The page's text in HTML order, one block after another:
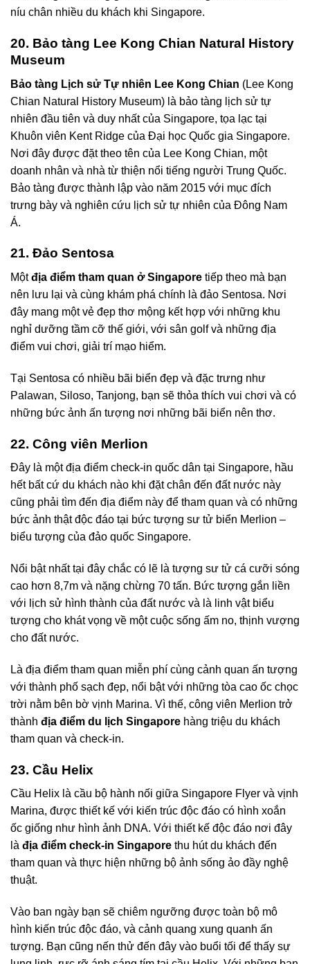
níu chân nhiều du khách khi Singapore.
20. Bảo tàng Lee Kong Chian Natural History
Museum
Bảo tàng Lịch sử Tự nhiên Lee Kong Chian (Lee Kong
Chian Natural History Museum) là bảo tàng lịch sử tự
nhiên đầu tiên và duy nhất của Singapore, tọa lạc tại
Khuôn viên Kent Ridge của Đại học Quốc gia Singapore.
Nơi đây được đặt theo tên của Lee Kong Chian, một
doanh nhân và nhà từ thiện nổi tiếng người Trung Quốc.
Bảo tàng được thành lập vào năm 2015 với mục đích
trưng bày và nghiên cứu lịch sử tự nhiên của Đông Nam
Á.
21. Đảo Sentosa
Mộtđịa điểm tham quan ở Singapore tiếp theo mà bạn
nên lưu lại và cùng khám phá chính là đảo Sentosa. Nơi
đây mang một vẻ đẹp thơ mộng kết hợp với những khu
nghỉ dưỡng tầm cỡ thế giới, với sân golf và những địa
điểm vui chơi, giải trí mạo hiểm.
Tại Sentosa có nhiều bãi biển đẹp và đặc trưng như
Palawan, Siloso, Tanjong, bạn sẽ thỏa thích vui chơi và có
những bức ảnh ấn tượng nơi những bãi biển nên thơ.
22. Công viên Merlion
Đây là một địa điểm check-in quốc dân tại Singapore, hầu
hết bất cứ du khách nào khi đặt chân đến đất nước này
cũng phải tìm đến địa điểm này để tham quan và có những
bức ảnh thật độc đáo tại bức tượng sư tử biển Merlion –
biểu tượng của đảo quốc Singapore.
Nổi bật nhất tại đây chắc có lẽ là tượng sư tử cá cưỡi sóng
cao hơn 8,7m và nặng chừng 70 tấn. Bức tượng gắn liền
với lịch sử hình thành của đất nước và là linh vật biểu
tượng cho khát vọng về một cuộc sống ấm no, thịnh vượng
cho đất nước.
Là địa điểm tham quan miễn phí cùng cảnh quan ấn tượng
với thành phố sạch đẹp, nổi bật với những tòa cao ốc chọc
trời nằm bên bờ vịnh Marina. Vì thế, công viên Merlion trở
thành địa điểm du lịch Singapore hàng triệu du khách
tham quan và check-in.
23. Cầu Helix
Cầu Helix là cầu bộ hành nối giữa Singapore Flyer và vịnh
Marina, được thiết kế với kiến trúc độc đáo có hình xoắn
ốc giống như hình ảnh DNA. Với thiết kế độc đáo nơi đây
là địa điểm check-in Singapore thu hút du khách đến
tham quan và thực hiện những bộ ảnh sống ảo đầy nghệ
thuật.
Vào ban ngày bạn sẽ chiêm ngưỡng được toàn bộ mô
hình kiến trúc độc đáo, và cảnh quang xung quanh ấn
tượng. Bạn cũng nến thử đến đây vào buổi tối để thấy sự